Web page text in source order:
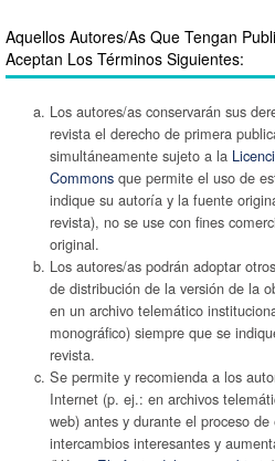
Aquellos Autores/as Que Tengan
Aceptan Los Términos Siguientes:
Los autores/as conservarán sus
revista el derecho de primera
simultáneamente sujeto a la
Commonsque permite el uso de
indique su autoría y la fuente
revista), no se use con fines
original.
Los autores/as podrán adoptar
de distribución de la versión de la
en un archivo telemático
monográfico) siempre que se
revista.
Se permite y recomienda a los
Internet (p. ej.: en archivos
web) antes y durante el proceso
intercambios interesantes y